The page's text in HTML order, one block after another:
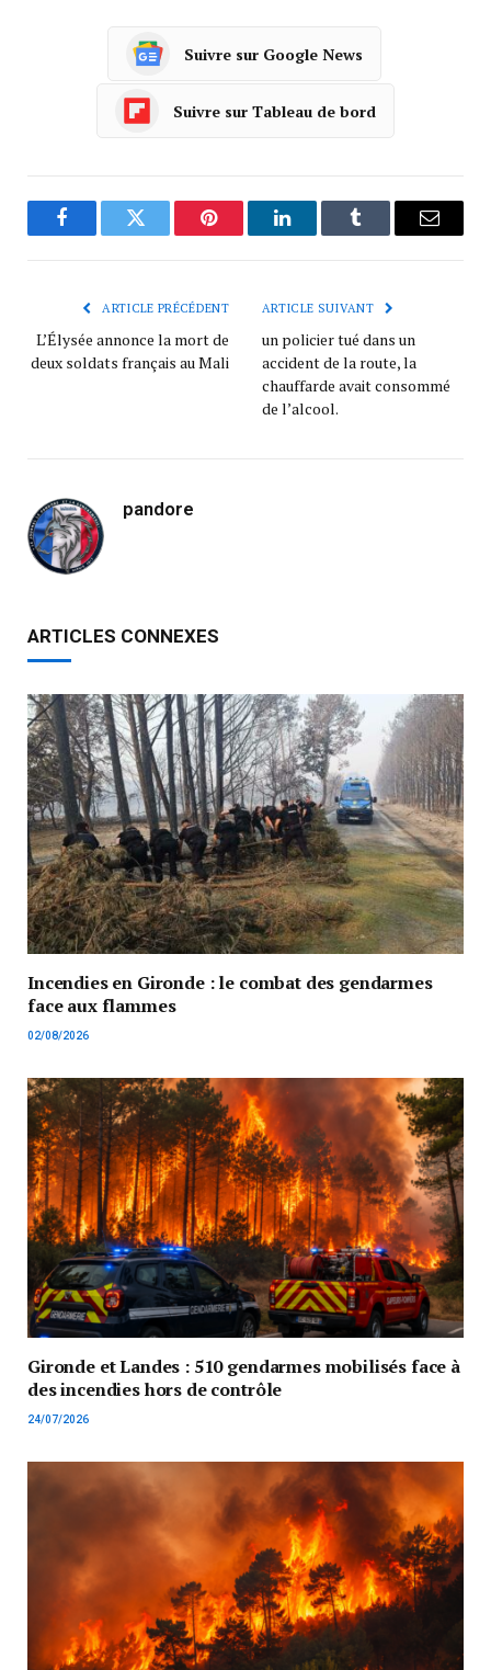
Suivre sur Google News
Suivre sur Tableau de bord
FacebookTwitter Pinterest LinkedInTumblr
ARTICLE PRÉCÉDENT
L’Élysée annonce la mort de
deux soldats français au Mali
ARTICLE SUIVANT
un policier tué dans un
accident de la route, la
chauffarde avait consommé
de l’alcool.
pandore
ARTICLES CONNEXES
Incendies en Gironde : le combat des gendarmes
face aux flammes
02/08/2026
Gironde et Landes : 510 gendarmes mobilisés face à
des incendies hors de contrôle
24/07/2026